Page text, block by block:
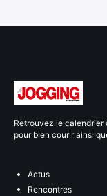
Retrouvez le calendrier
pour bien courir ainsi
Actus
Rencontres